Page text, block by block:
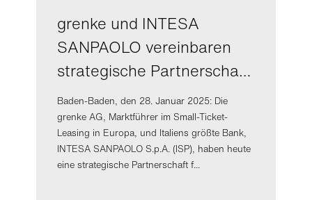
grenke und INTESA
SANPAOLO vereinbaren
strategische Partnerscha…
Baden-Baden, den 28. Januar 2025: Die
grenke AG, Marktführer im Small-Ticket-
Leasing in Europa, und Italiens größte Bank,
INTESA SANPAOLO S.p.A. (ISP), haben heute
eine strategische Partnerschaft f...